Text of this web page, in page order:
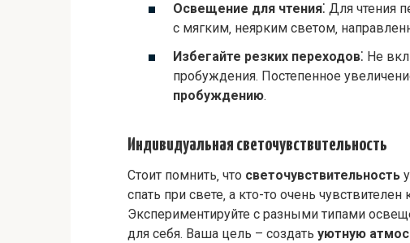
Освещение для чтения⁚ Для чтения
с мягким‚ неярким светом‚
Избегайте резких переходов⁚ Не
пробуждения. Постепенное
пробуждению.
Индивидуальная светочувствительность
Стоит помнить‚ что светочувствительность
спать при свете‚ а кто-то очень
Экспериментируйте с разными типами
для себя. Ваша цель – создать уютную